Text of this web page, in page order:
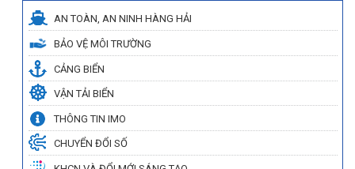
AN TOÀN, AN NINH HÀNG HẢI
BẢO VỆ MÔI TRƯỜNG
CẢNG BIỂN
VẬN TẢI BIỂN
THÔNG TIN IMO
CHUYỂN ĐỔI SỐ